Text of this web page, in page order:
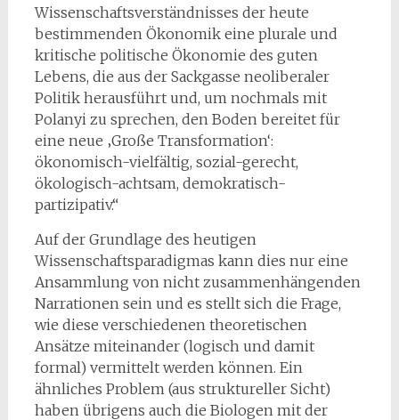
Wissenschaftsverständnisses der heute
bestimmenden Ökonomik eine plurale und
kritische politische Ökonomie des guten
Lebens, die aus der Sackgasse neoliberaler
Politik herausführt und, um nochmals mit
Polanyi zu sprechen, den Boden bereitet für
eine neue ‚Große Transformation‘:
ökonomisch-vielfältig, sozial-gerecht,
ökologisch-achtsam, demokratisch-
partizipativ.“
Auf der Grundlage des heutigen
Wissenschaftsparadigmas kann dies nur eine
Ansammlung von nicht zusammenhängenden
Narrationen sein und es stellt sich die Frage,
wie diese verschiedenen theoretischen
Ansätze miteinander (logisch und damit
formal) vermittelt werden können. Ein
ähnliches Problem (aus struktureller Sicht)
haben übrigens auch die Biologen mit der